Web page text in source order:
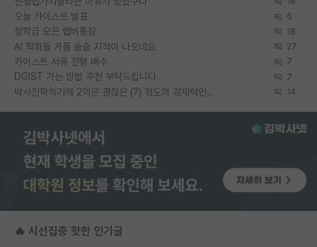
오늘 카이스트 발표 6
장학금 모은 랩비통장 18
AI 학회들 거품 슬슬 지적이 나오네요 27
카이스트 서류 전형 배수 7
DGIST 가는 방법 추천 부탁드립니다. 7
박사진학하기에 2억은 괜찮은 (?) 정도의 경제력인가요 14
🔥 시선집중 핫한 인기글